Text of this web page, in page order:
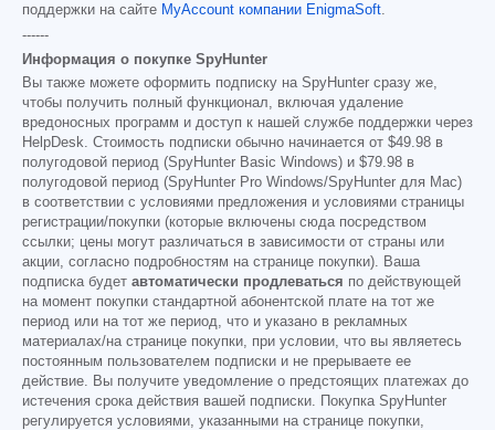
поддержки на сайте MyAccount компании EnigmaSoft
------
Информация о покупке SpyHunter
Вы также можете оформить подписку на SpyHunter сразу же,
чтобы получить полный функционал, включая удаление
вредоносных программ и доступ к нашей службе поддержки через
HelpDesk. Стоимость подписки обычно начинается от $49.98 в
полугодовой период (SpyHunter Basic Windows) и $79.98 в
полугодовой период (SpyHunter Pro Windows/SpyHunter для Mac)
в соответствии с условиями предложения и условиями страницы
регистрации/покупки (которые включены сюда посредством
ссылки; цены могут различаться в зависимости от страны или
акции, согласно подробностям на странице покупки). Ваша
подписка будет автоматически продлеваться по действующей
на момент покупки стандартной абонентской плате на тот же
период или на тот же период, что и указано в рекламных
материалах/на странице покупки, при условии, что вы являетесь
постоянным пользователем подписки и не прерываете ее
действие. Вы получите уведомление о предстоящих платежах до
истечения срока действия вашей подписки. Покупка SpyHunter
регулируется условиями, указанными на странице покупки,